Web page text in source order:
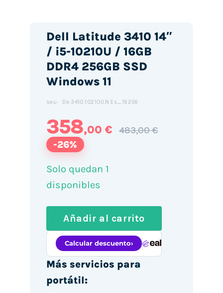
Dell Latitude 3410 14″
/ i5-10210U / 16GB
DDR4 256GB SSD
Windows 11
SKU: De.3410.10210U.N.Es_16256
358,00 € 483,00 €
-26%
Solo quedan 1
disponibles
Añadir al carrito
Más servicios para
portátil: